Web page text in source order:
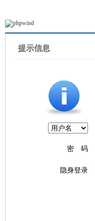
提示信息
密 码
隐身登录